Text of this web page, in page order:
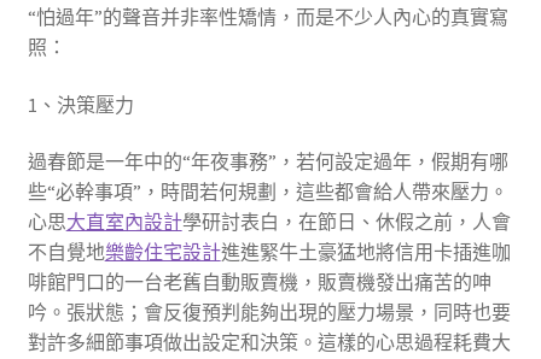
“怕過年”的聲音并非率性矯情，而是不少人內心的真實寫
照：
1、決策壓力
過春節是一年中的“年夜事務”，若何設定過年，假期有哪
些“必幹事項”，時間若何規劃，這些都會給人帶來壓力。
心思大直室內設計學研討表白，在節日、休假之前，人會
不自覺地樂齡住宅設計進進緊牛土豪猛地將信用卡插進咖
啡館門口的一台老舊自動販賣機，販賣機發出痛苦的呻
吟。張狀態；會反復預判能夠出現的壓力場景，同時也要
對許多細節事項做出設定和決策。這樣的心思過程耗費大